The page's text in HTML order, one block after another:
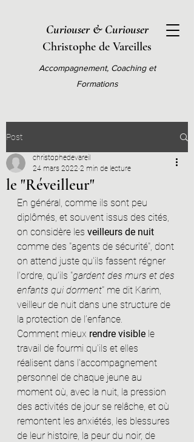
Curiouser & Curiouser
Christophe de Vareilles
Accompagnement, Coaching et
Formations
Post
le "Réveilleur"
christophedevareil
24 mars 2022 2 min de lecture
En général, comme ils sont peu
diplômés, et souvent issus des cités,
on considère les veilleurs de nuit
comme des "agents de sécurité", dont
on attend juste qu'ils fassent régner
l'ordre, qu’ils "gardent des murs et des
enfants qui dorment" me dit Karim,
veilleur de nuit dans une structure de
la protection de l’enfance.
Comment mieux rendre visible le
travail de fourmi qu'ils et elles
réalisent dans l'accompagnement
personnel de chaque jeune au
moment où, avec la nuit, la pression
des activités de jour se relâche, et où
remontent les anxiétés, les blessures
de leur histoire, la peur du noir, de